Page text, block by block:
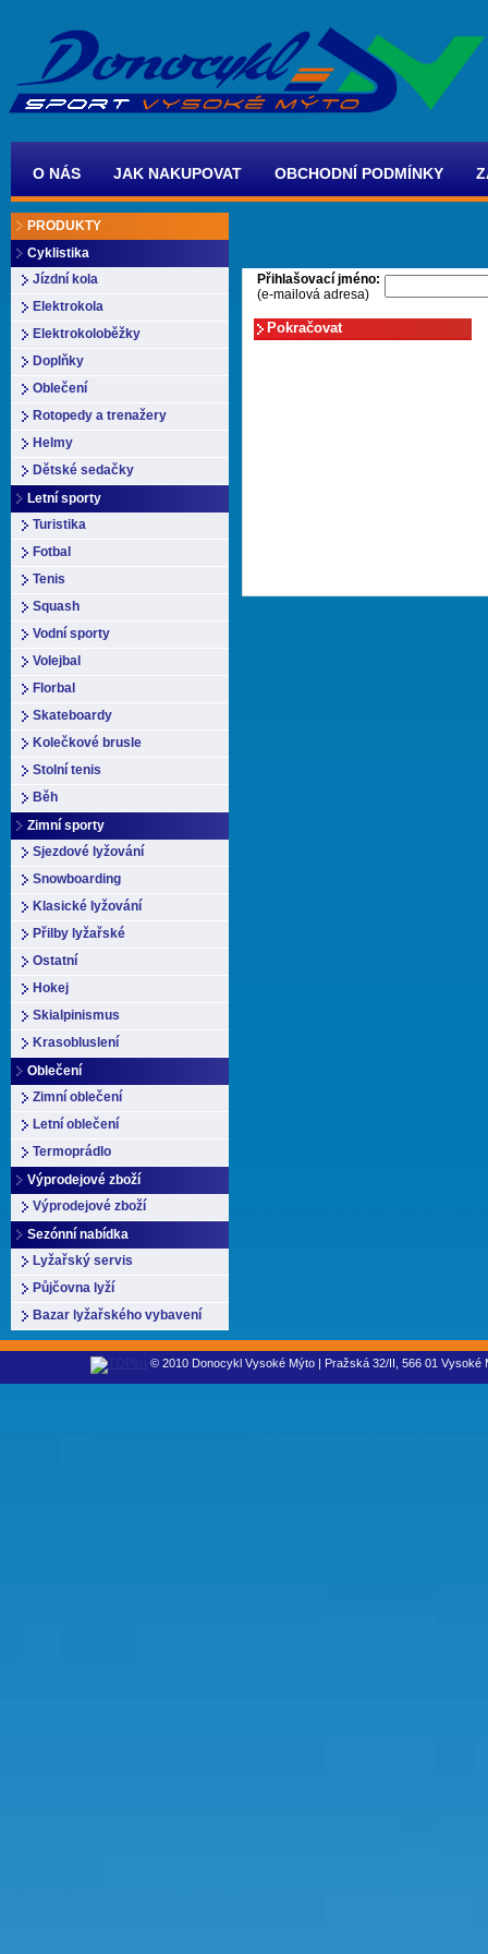
O NÁS JAK NAKUPOVAT OBCHODNÍ PODMÍNKY
PRODUKTY
Cyklistika
Jízdní kola
Elektrokola
Elektrokoloběžky
Doplňky
Oblečení
Rotopedy a trenažery
Helmy
Dětské sedačky
Letní sporty
Turistika
Fotbal
Tenis
Squash
Vodní sporty
Volejbal
Florbal
Skateboardy
Kolečkové brusle
Stolní tenis
Běh
Zimní sporty
Sjezdové lyžování
Snowboarding
Klasické lyžování
Přilby lyžařské
Ostatní
Hokej
Skialpinismus
Krasobluslení
Oblečení
Zimní oblečení
Letní oblečení
Termoprádlo
Výprodejové zboží
Výprodejové zboží
Sezónní nabídka
Lyžařský servis
Půjčovna lyží
Bazar lyžařského vybavení
Přihlašovací jméno:
(e-mailová adresa)
© 2010 Donocykl Vysoké Mýto | Pražská 32/II, 566 01 Vysoké